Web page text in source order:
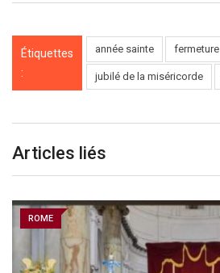
Étiquettes
:
année sainte fermeture
jubilé de la miséricorde
Articles liés
ROME